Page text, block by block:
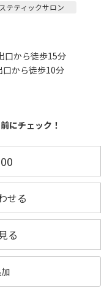
テティックサロン
口から徒歩15分
口から徒歩10分
にチェック！
せる
る